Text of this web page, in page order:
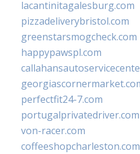
lacantinitagalesburg.com
pizzadeliverybristol.com
greenstarsmogcheck.com
happypawspl.com
perfectfit24-7.com
portugalprivatedriver.com
von-racer.com
coffeeshopcharleston.com